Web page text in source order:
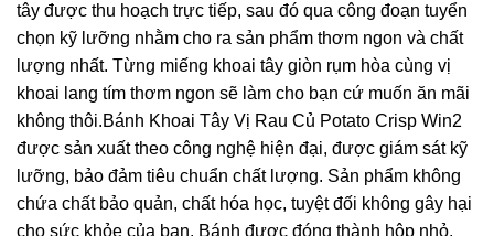
tây được thu hoạch trực tiếp, sau đó qua công đoạn tuyển
chọn kỹ lưỡng nhằm cho ra sản phẩm thơm ngon và chất
lượng nhất. Từng miếng khoai tây giòn rụm hòa cùng vị
khoai lang tím thơm ngon sẽ làm cho bạn cứ muốn ăn mãi
không thôi.Bánh Khoai Tây Vị Rau Củ Potato Crisp Win2
được sản xuất theo công nghệ hiện đại, được giám sát kỹ
lưỡng, bảo đảm tiêu chuẩn chất lượng. Sản phẩm không
chứa chất bảo quản, chất hóa học, tuyệt đối không gây hại
cho sức khỏe của bạn. Bánh được đóng thành hộp nhỏ,